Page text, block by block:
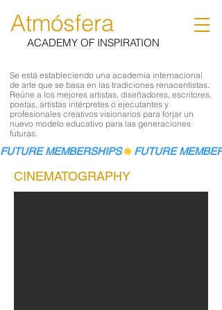
ACADEMY OF INSPIRATION
Se está estableciendo una academia internacional
de arte que se basa en las tradiciones renacentistas.
Reúne a los mejores artistas, diseñadores, escritores,
poetas, artistas intérpretes o ejecutantes y
profesionales creativos visionarios para forjar un
nuevo modelo educativo para las generaciones
futuras.
Atmósfera
FUTURE MEMBERSHIPS
CINEMATOGRAPHY